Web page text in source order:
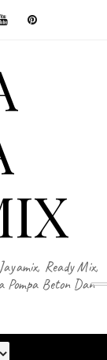
Ready Mix,
Beton Dan